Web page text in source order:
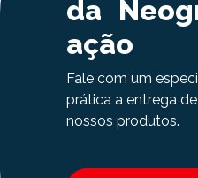
da
ação
Fale com um
prática a entrega
nossos produtos.